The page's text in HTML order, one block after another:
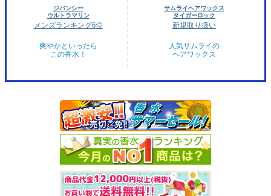
ジバンシー
ウルトラマリン
メンズランキング6位
爽やかといったら
この香水！
サムライヘアワックス
タイガーロック
新規取り扱い
人気サムライの
ヘアワックス